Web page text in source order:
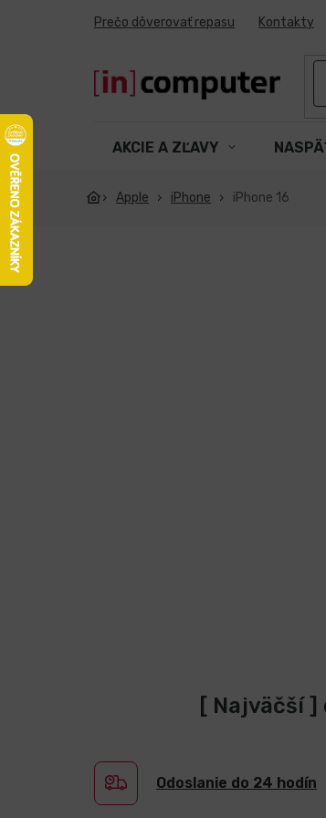
Prečo dôverovať repasu Kontakty
AKCIE A ZĽAVY
Apple iPhone iPhone 16
[ Najväčší
Odoslanie do 24 hodín